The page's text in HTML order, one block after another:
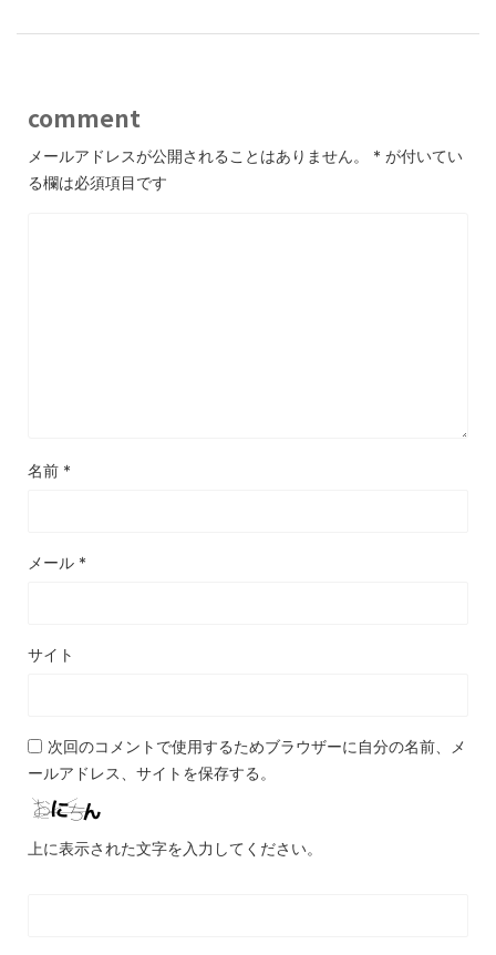
comment
メールアドレスが公開されることはありません。 * が付いてい
る欄は必須項目です
名前 *
メール *
サイト
次回のコメントで使用するためブラウザーに自分の名前、メ
ールアドレス、サイトを保存する。
上に表示された文字を入力してください。